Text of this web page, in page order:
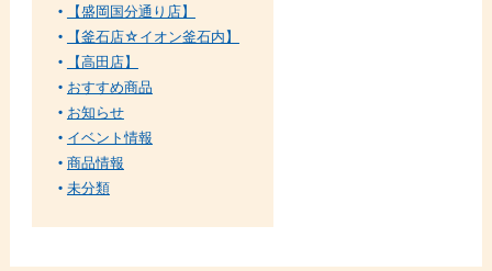
【盛岡国分通り店】
【釜石店☆イオン釜石内】
【高田店】
おすすめ商品
お知らせ
イベント情報
商品情報
未分類